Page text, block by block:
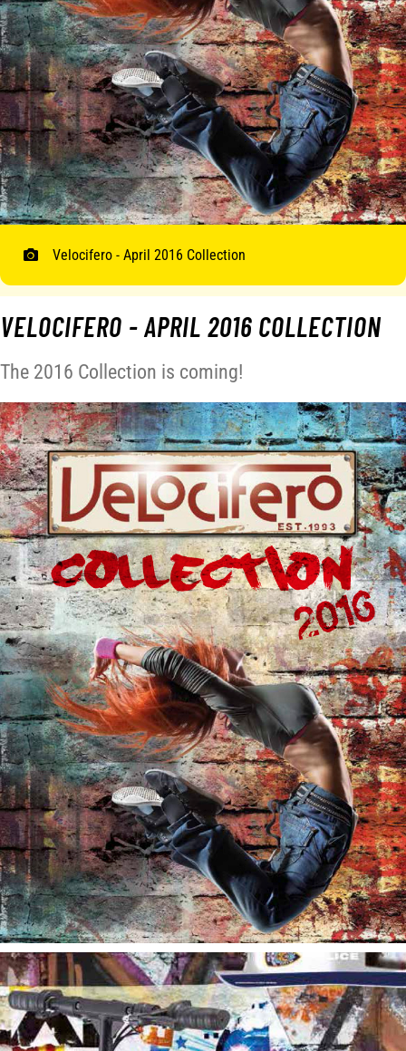
Velocifero - April 2016 Collection
VELOCIFERO - APRIL 2016 COLLECTION
The 2016 Collection is coming!